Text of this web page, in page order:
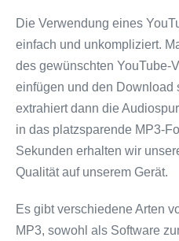
Die Verwendung eines
einfach und unkompliziert.
des gewünschten YouTube-
einfügen und den Download
extrahiert dann die
in das platzsparende MP3-
Sekunden erhalten wir
Qualität auf unserem Gerät.
Es gibt verschiedene Arten
MP3, sowohl als Software